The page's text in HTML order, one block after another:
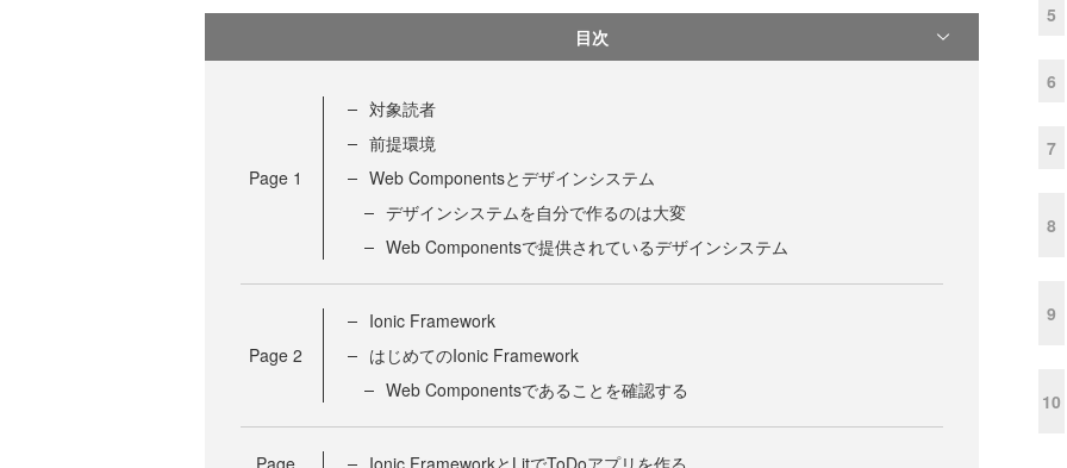
目次
Page 1
対象読者
前提環境
Web Componentsとデザインシステム
デザインシステムを自分で作るのは大変
Web Componentsで提供されているデザインシステム
Page 2
Ionic Framework
はじめてのIonic Framework
Web Componentsであることを確認する
5
6
7
8
9
10